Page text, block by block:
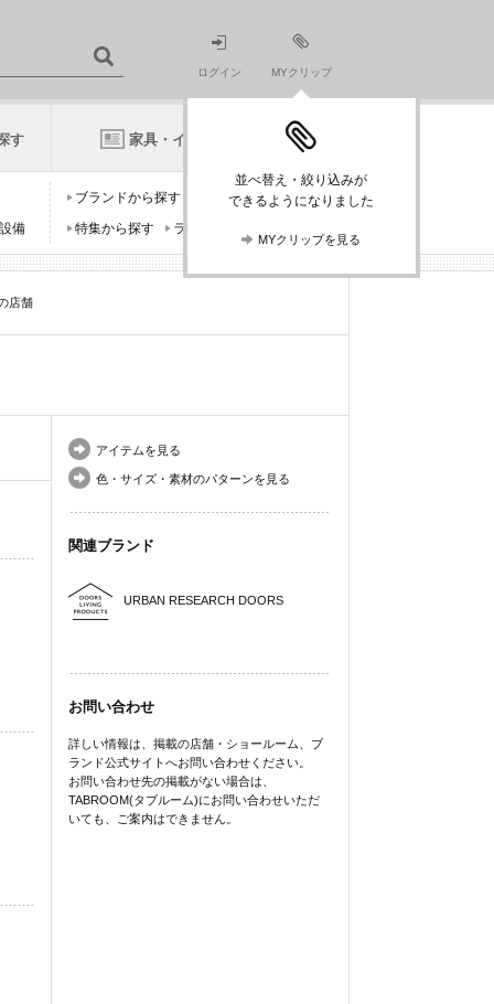
ログイン MYクリップ
並べ替え・絞り込みが
できるようになりました
MYクリップを見る
す 家具・インテリアニュース
備
ブランドから探す
デザイナーから探す
特集から探す
ランキングから探す
店舗
アイテムを見る
色・サイズ・素材のパターンを見る
関連ブランド
URBAN RESEARCH DOORS
お問い合わせ
詳しい情報は、掲載の店舗・ショールーム、ブ
ランド公式サイトへお問い合わせください。
お問い合わせ先の掲載がない場合は、
TABROOM(タブルーム)にお問い合わせいただ
いても、ご案内はできません。